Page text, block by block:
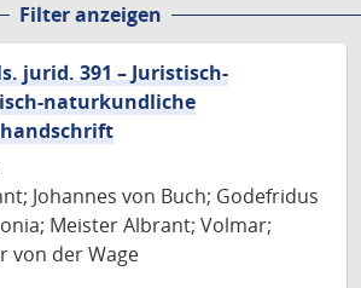
Filter anzeigen
jurid. 391 – Juristisch-
naturkundliche
Johannes von Buch; Godefridus
Meister Albrant; Volmar;
von der Wage